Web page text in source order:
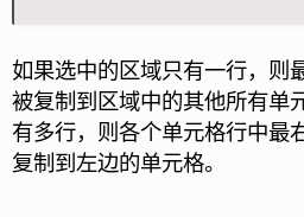
如果选中的区域只有一行，则
被复制到区域中的其他所有单
有多行，则各个单元格行中最
复制到左边的单元格。